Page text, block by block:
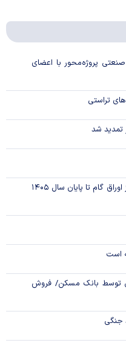
پروژه‌محور با اعضای
تمدید شد
استفاده واردکنندگان اقلام سلامت‌محور از اوراق گام تا پایان سال ۱۴۰۵
است
نهضت ملی توسط بانک مسکن/ فروش
جنگی